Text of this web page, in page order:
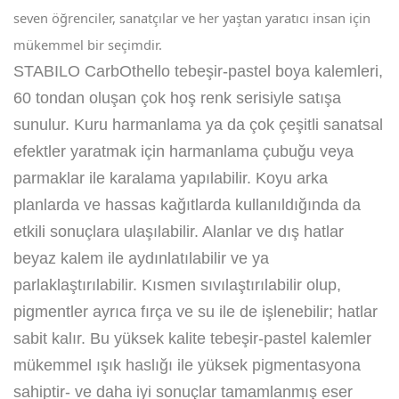
seven öğrenciler, sanatçılar ve her yaştan yaratıcı insan için
mükemmel bir seçimdir.
STABILO CarbOthello tebeşir-pastel boya kalemleri,
60 tondan oluşan çok hoş renk serisiyle satışa
sunulur. Kuru harmanlama ya da çok çeşitli sanatsal
efektler yaratmak için harmanlama çubuğu veya
parmaklar ile karalama yapılabilir. Koyu arka
planlarda ve hassas kağıtlarda kullanıldığında da
etkili sonuçlara ulaşılabilir. Alanlar ve dış hatlar
beyaz kalem ile aydınlatılabilir ve ya
parlaklaştırılabilir. Kısmen sıvılaştırılabilir olup,
pigmentler ayrıca fırça ve su ile de işlenebilir; hatlar
sabit kalır. Bu yüksek kalite tebeşir-pastel kalemler
mükemmel ışık haslığı ile yüksek pigmentasyona
sahiptir- ve daha iyi sonuçlar tamamlanmış eser